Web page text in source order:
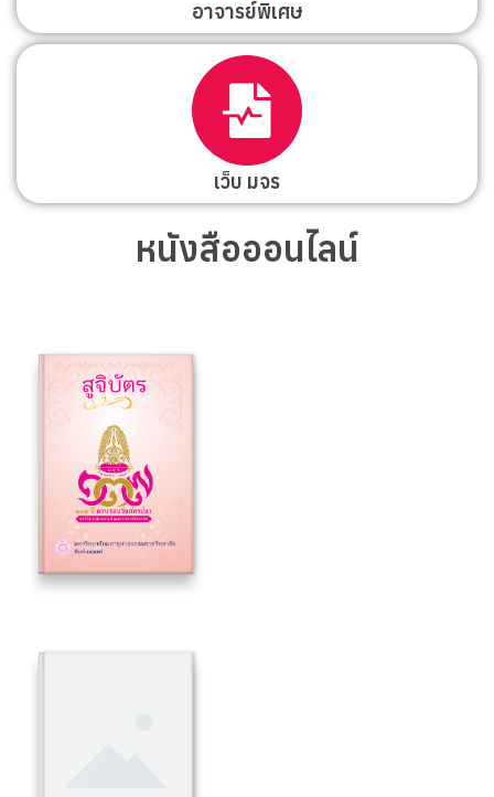
อาจารย์พิเศษ
เว็บ มจร
หนังสือออนไลน์